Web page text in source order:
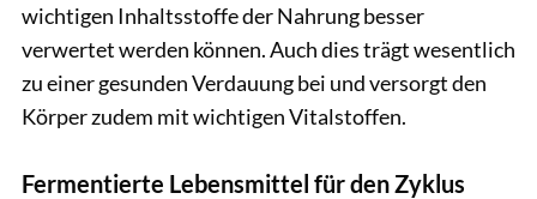
wichtigen Inhaltsstoffe der Nahrung besser
verwertet werden können. Auch dies trägt wesentlich
zu einer gesunden Verdauung bei und versorgt den
Körper zudem mit wichtigen Vitalstoffen.
Fermentierte Lebensmittel für den Zyklus